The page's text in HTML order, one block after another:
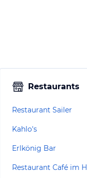
Restaurants
Restaurant Sailer
Kahlo's
Erlkönig Bar
Restaurant Café im